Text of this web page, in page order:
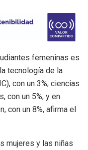
femeninas es
tecnología de la
con un 3%; ciencias
con un 5%, y en
con un 8%, afirma el
mujeres y las niñas